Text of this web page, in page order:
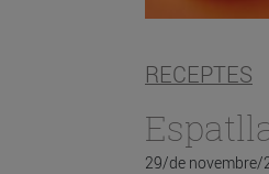
RECEPTES
29/de novembre/